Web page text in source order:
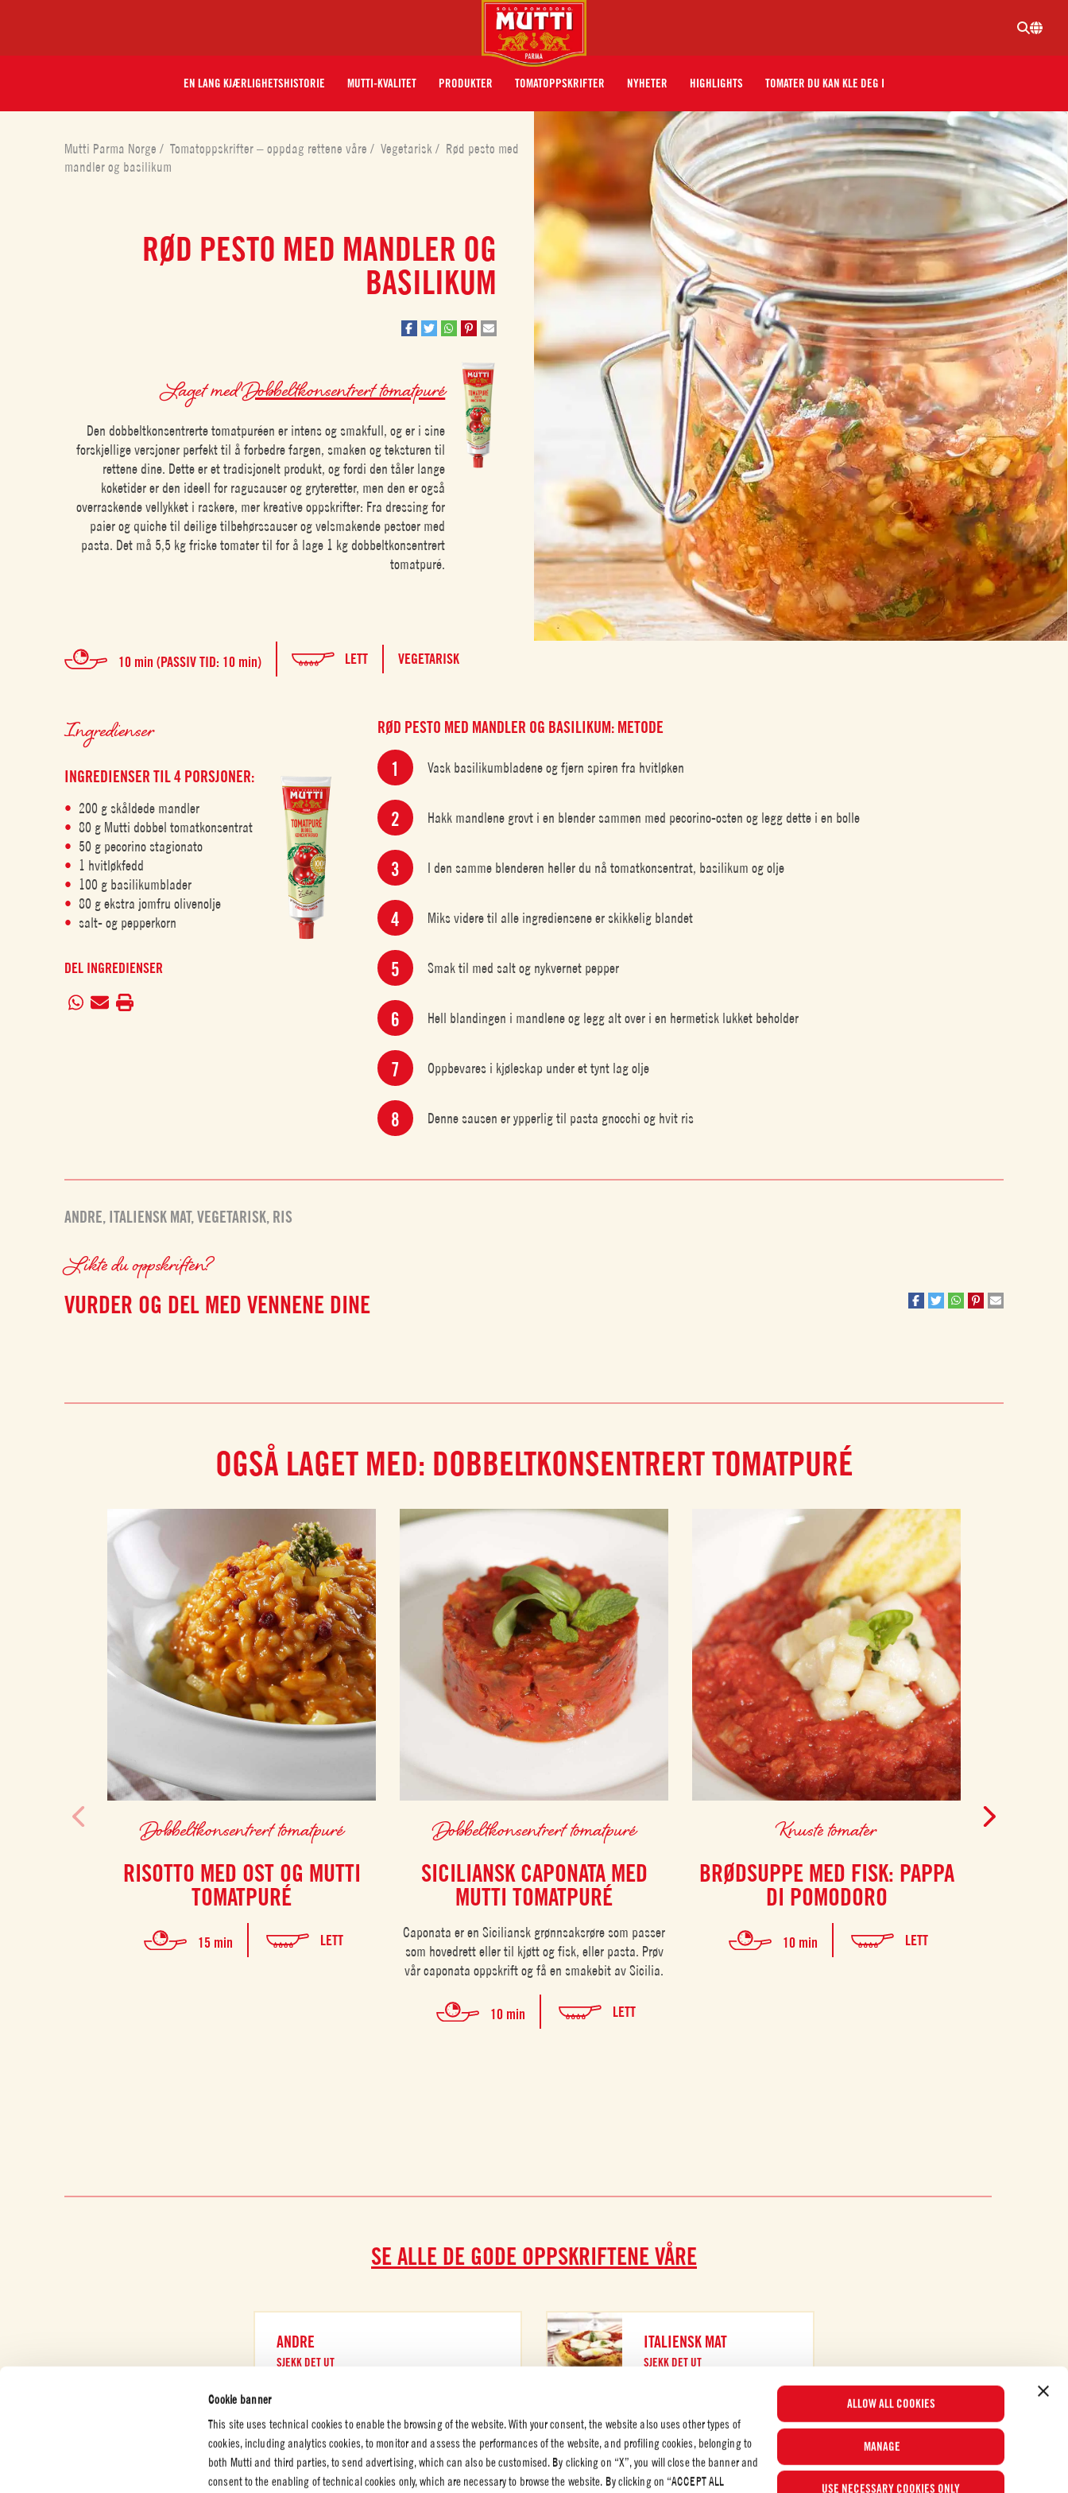
Cookie banner
This site uses technical cookies to enable the browsing of the website. With your consent, the website also uses other types of
cookies, including analytics cookies, to monitor and assess the performances of the website, and profiling cookies, belonging to
both Mutti and third parties, to send advertising, which can also be customised. By clicking on “X”, you will close the banner and
consent to the enabling of technical cookies only, which are necessary to browse the website. By clicking on “ACCEPT ALL
ALLOW ALL COOKIES
MANAGE
USE NECESSARY COOKIES ONLY
EN LANG KJÆRLIGHETSHISTORIE MUTTI-KVALITET PRODUKTER TOMATOPPSKRIFTER NYHETER HIGHLIGHTS TOMATER DU KAN KLE DEG I
Mutti Parma Norge/ Tomatoppskrifter – oppdag rettene våre/ Vegetarisk/ Rød pesto med
mandler og basilikum
RØD PESTO MED MANDLER OG
BASILIKUM
Laget medDobbeltkonsentrert tomatpuré
Den dobbeltkonsentrerte tomatpuréen er intens og smakfull, og er i sine
forskjellige versjoner perfekt til å forbedre fargen, smaken og teksturen til
rettene dine. Dette er et tradisjonelt produkt, og fordi den tåler lange
koketider er den ideell for ragusauser og gryteretter, men den er også
overraskende vellykket i raskere, mer kreative oppskrifter: Fra dressing for
paier og quiche til deilige tilbehørssauser og velsmakende pestoer med
pasta. Det må 5,5 kg friske tomater til for å lage 1 kg dobbeltkonsentrert
tomatpuré.
10 min (PASSIV TID: 10 min) LETT VEGETARISK
Ingredienser
INGREDIENSER TIL 4 PORSJONER:
200 g skåldede mandler
80 g Mutti dobbel tomatkonsentrat
50 g pecorino stagionato
1 hvitløkfedd
100 g basilikumblader
80 g ekstra jomfru olivenolje
salt- og pepperkorn
DEL INGREDIENSER
RØD PESTO MED MANDLER OG BASILIKUM: METODE
Vask basilikumbladene og fjern spiren fra hvitløken
Hakk mandlene grovt i en blender sammen med pecorino-osten og legg dette i en bolle
I den samme blenderen heller du nå tomatkonsentrat, basilikum og olje
Miks videre til alle ingrediensene er skikkelig blandet
Smak til med salt og nykvernet pepper
Hell blandingen i mandlene og legg alt over i en hermetisk lukket beholder
Oppbevares i kjøleskap under et tynt lag olje
Denne sausen er ypperlig til pasta gnocchi og hvit ris
ANDRE, ITALIENSK MAT,VEGETARISK, RIS
Likte du oppskriften?
VURDER OG DEL MED VENNENE DINE
OGSÅ LAGET MED: DOBBELTKONSENTRERT TOMATPURÉ
Dobbeltkonsentrert tomatpuré
RISOTTO MED OST OG MUTTI
TOMATPURÉ
15 min LETT
Dobbeltkonsentrert tomatpuré
SICILIANSK CAPONATA MED
MUTTI TOMATPURÉ
Caponata er en Siciliansk grønnsaksrøre som passer
som hovedrett eller til kjøtt og fisk, eller pasta. Prøv
vår caponata oppskrift og få en smakebit av Sicilia.
10 min LETT
Knuste tomater
BRØDSUPPE MED FISK: PAPPA
DI POMODORO
10 min LETT
SE ALLE DE GODE OPPSKRIFTENE VÅRE
ANDRE
SJEKK DET UT
ITALIENSK MAT
SJEKK DET UT
BEDRIFT
JURIDISK OG
PERSONVERN
Populære oppskrifter